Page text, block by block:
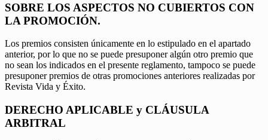
SOBRE LOS ASPECTOS NO CUBIERTOS CON
LA PROMOCIÓN.
Los premios consisten únicamente en lo estipulado en el apartado
anterior, por lo que no se puede presuponer algún otro premio que
no sean los indicados en el presente reglamento, tampoco se puede
presuponer premios de otras promociones anteriores realizadas por
Revista Vida y Éxito.
DERECHO APLICABLE y CLÁUSULA
ARBITRAL